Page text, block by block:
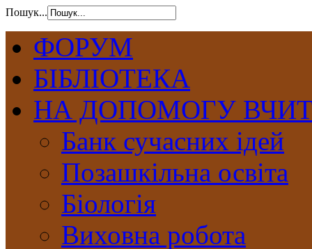
Пошук...
ФОРУМ
БІБЛІОТЕКА
НА ДОПОМОГУ
Банк сучасних ідей
Позашкільна освіта
Біологія
Виховна робота